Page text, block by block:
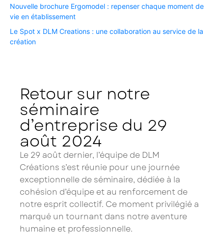
Nouvelle brochure Ergomodel : repenser chaque moment de
vie en établissement ​
Le Spot x DLM Creations : une collaboration au service de la
création​
Retour sur notre
séminaire
d’entreprise du 29
août 2024
Le 29 août dernier, l’équipe de DLM
Créations s’est réunie pour une journée
exceptionnelle de séminaire, dédiée à la
cohésion d’équipe et au renforcement de
notre esprit collectif. Ce moment privilégié a
marqué un tournant dans notre aventure
humaine et professionnelle.